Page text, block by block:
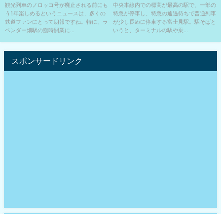
は乗り逃すなｗｗｗ
観光列車のノロッコ号が廃止される前にも
う1年楽しめるというニュースは、多くの
鉄道ファンにとって朗報ですね。特に、ラ
ベンダー畑駅の臨時開業に...
高駅の駅そば！
中央本線内での標高が最高の駅で、一部の
特急が停車し、特急の通過待ちで普通列車
が少し長めに停車する富士見駅。駅そばと
いうと、ターミナルの駅や乗...
スポンサードリンク